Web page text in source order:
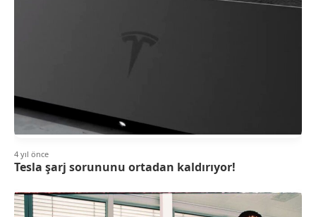
4 yıl önce
Tesla şarj sorununu ortadan kaldırıyor!